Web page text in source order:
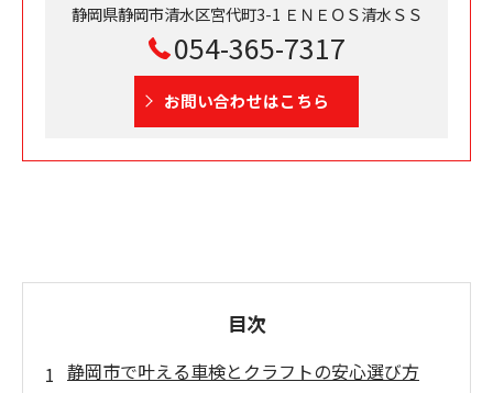
静岡県静岡市清水区宮代町3-1 ＥＮＥＯＳ清水ＳＳ
054-365-7317
お問い合わせはこちら
目次
静岡市で叶える車検とクラフトの安心選び方